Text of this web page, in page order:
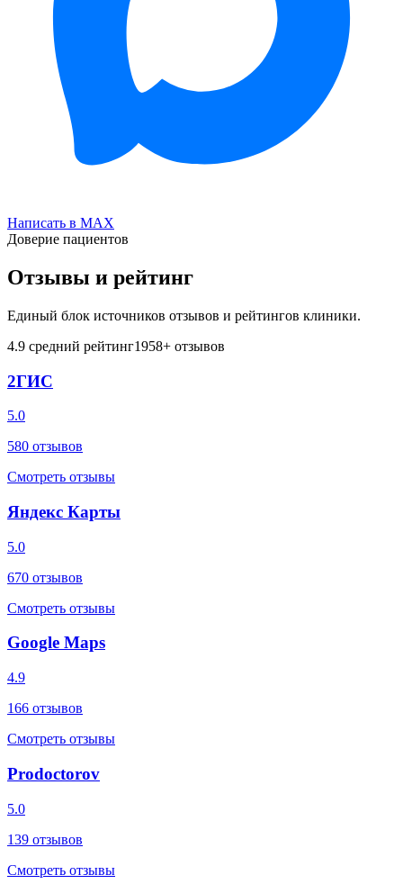
Написать в MAX
Доверие пациентов
Отзывы и рейтинг
Единый блок источников отзывов и рейтингов клиники.
4.9 средний рейтинг1958+ отзывов
2ГИС
5.0
580 отзывов
Смотреть отзывы
Яндекс Карты
5.0
670 отзывов
Смотреть отзывы
Google Maps
4.9
166 отзывов
Смотреть отзывы
Prodoctorov
5.0
139 отзывов
Смотреть отзывы